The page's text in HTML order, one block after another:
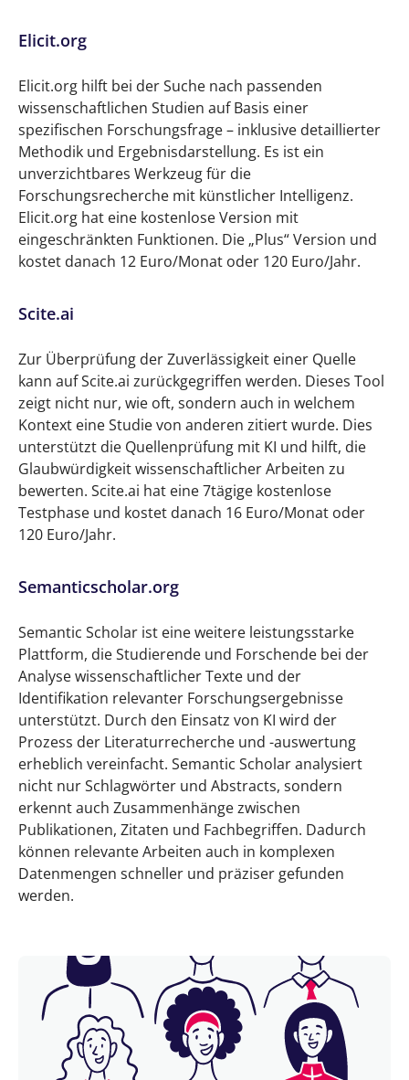
Elicit.org
Elicit.org hilft bei der Suche nach passenden
wissenschaftlichen Studien auf Basis einer
spezifischen Forschungsfrage – inklusive detaillierter
Methodik und Ergebnisdarstellung. Es ist ein
unverzichtbares Werkzeug für die
Forschungsrecherche mit künstlicher Intelligenz.
Elicit.org hat eine kostenlose Version mit
eingeschränkten Funktionen. Die „Plus“ Version und
kostet danach 12 Euro/Monat oder 120 Euro/Jahr.
Scite.ai
Zur Überprüfung der Zuverlässigkeit einer Quelle
kann auf Scite.ai zurückgegriffen werden. Dieses Tool
zeigt nicht nur, wie oft, sondern auch in welchem
Kontext eine Studie von anderen zitiert wurde. Dies
unterstützt die Quellenprüfung mit KI und hilft, die
Glaubwürdigkeit wissenschaftlicher Arbeiten zu
bewerten. Scite.ai hat eine 7tägige kostenlose
Testphase und kostet danach 16 Euro/Monat oder
120 Euro/Jahr.
Semanticscholar.org
Semantic Scholar ist eine weitere leistungsstarke
Plattform, die Studierende und Forschende bei der
Analyse wissenschaftlicher Texte und der
Identifikation relevanter Forschungsergebnisse
unterstützt. Durch den Einsatz von KI wird der
Prozess der Literaturrecherche und -auswertung
erheblich vereinfacht. Semantic Scholar analysiert
nicht nur Schlagwörter und Abstracts, sondern
erkennt auch Zusammenhänge zwischen
Publikationen, Zitaten und Fachbegriffen. Dadurch
können relevante Arbeiten auch in komplexen
Datenmengen schneller und präziser gefunden
werden.